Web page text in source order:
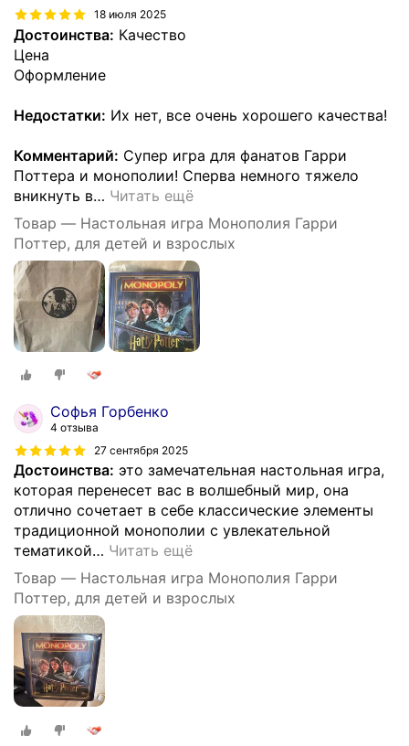
18 июля 2025
Достоинства: Качество
Цена
Оформление
Недостатки: Их нет, все очень хорошего качества!
Комментарий: Супер игра для фанатов Гарри
Поттера и монополии! Сперва немного тяжело
вникнуть в… Читать ещё
Товар — Настольная игра Монополия Гарри
Поттер, для детей и взрослых
Софья Горбенко
4 отзыва
27 сентября 2025
Достоинства: это замечательная настольная игра,
которая перенесет вас в волшебный мир, она
отлично сочетает в себе классические элементы
традиционной монополии с увлекательной
тематикой… Читать ещё
Товар — Настольная игра Монополия Гарри
Поттер, для детей и взрослых